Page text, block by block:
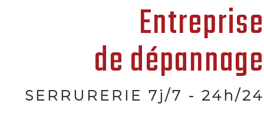
Entreprise
de dépannage
SERRURERIE 7j/7 - 24h/24